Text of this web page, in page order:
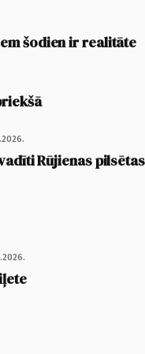
šodien ir realitāte
Rūjienas